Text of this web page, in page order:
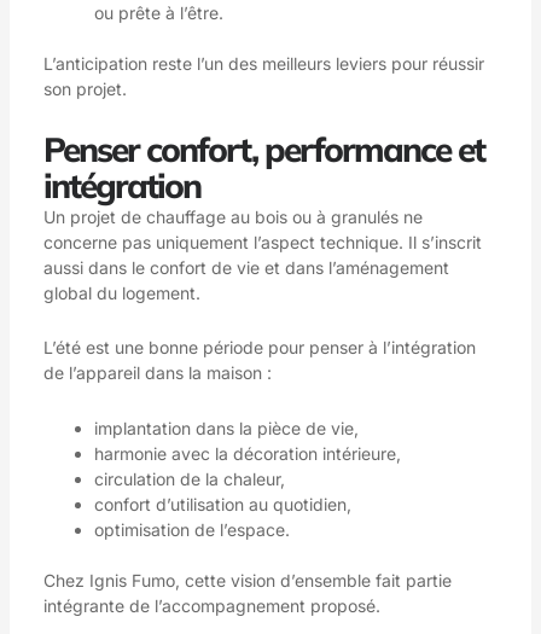
ou prête à l’être.
L’anticipation reste l’un des meilleurs leviers pour réussir
son projet.
Penser confort, performance et
intégration
Un projet de chauffage au bois ou à granulés ne
concerne pas uniquement l’aspect technique. Il s’inscrit
aussi dans le confort de vie et dans l’aménagement
global du logement.
L’été est une bonne période pour penser à l’intégration
de l’appareil dans la maison :
implantation dans la pièce de vie,
harmonie avec la décoration intérieure,
circulation de la chaleur,
confort d’utilisation au quotidien,
optimisation de l’espace.
Chez Ignis Fumo, cette vision d’ensemble fait partie
intégrante de l’accompagnement proposé.